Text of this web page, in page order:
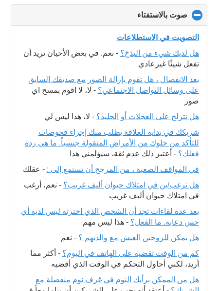
صوت بالاستفتاء
to
collapse
التصويت في الاستطلاعات
هل لديك شيء من البذخ؟ - نعم. في بعض الأحيان تريد أن
تفعل شيئًا غيرعادي
بعد الانفصال ، هل تقوم بإزالة الصور مع صديقك السابق
على وسائل التواصل الاجتماعي؟ - لا، لا اقوم بمسح اي
صور
هل تتزلج على العجلات أو الجليد؟ - لا، هذا ليس لي
شريكك في بداية العلاقة يطلب منك إجراء فحوصات
للتأكد من خلوك من الأمراض المنقولة جنسياً. ما هي ردة
فعلك؟ - أعتبر ذلك عدم ثقة، سيؤلمني هذا
في المواقف الصعبة ، من المرجح أن تستمع إلى : - عقلك
هل ترغب/ين في امتلاك حيوان أليف غريب؟ - نعم، أرغب
في امتلاك حيوان أليف غريب
بعد عدة لقاءات تجد أن الشخص الذي اخترته ليس لديه أي
حس دعابة. ما الفعل؟ -هذا ليس مهم
هل يمكن للزوجين العيش مع والديهم ؟ - نعم
كم من الوقت تقضيه على الهاتف في اليوم؟ - أكثر مما
أريد، لكني أحاول التحكم في الوقت الذي أقضيه
هل من الممكن برأيك النوم في غرف نوم منفصلة مع